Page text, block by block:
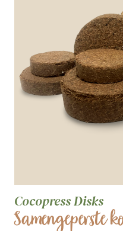
Cocopress Disks
Samengeperste